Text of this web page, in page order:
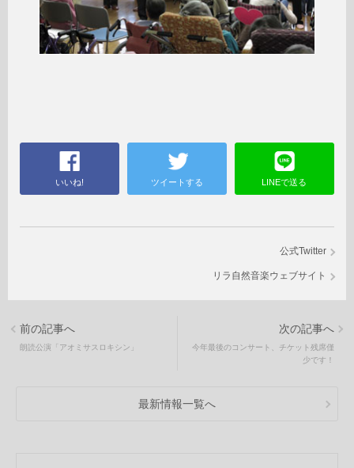
いいね! ツイートする LINEで送る
公式Twitter
リラ自然音楽ウェブサイト
前の記事へ
朗読公演「アオミサスロキシン」
次の記事へ
今年最後のコンサート、チケット残席僅
少です！
最新情報一覧へ